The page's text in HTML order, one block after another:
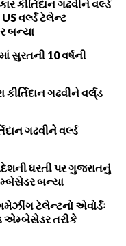
કીર્તિદાન ગઢવીને વર્લ્ડ
વર્લ્ડ ટેલેન્ટ
બન્યા
સુરતની 10 વર્ષની
ગઢવીને વર્લ્‌ડ
ગઢવીને વર્લ્ડ
ધરતી પર ગુજરાતનું
બન્યા
ટેલેન્ટનો એવોર્ડઃ
એમ્બેસેડર તરીકે